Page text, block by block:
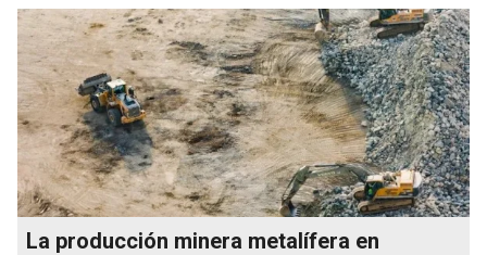
La producción minera metalífera en